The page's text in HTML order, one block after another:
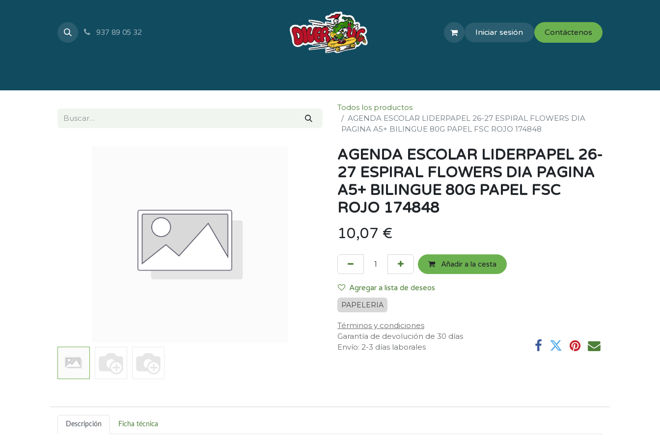
937 89 05 32 Iniciar sesión Contáctenos
Todos los productos
AGENDA ESCOLAR LIDERPAPEL 26-27 ESPIRAL FLOWERS DIA
PAGINA A5+ BILINGUE 80G PAPEL FSC ROJO 174848
AGENDA ESCOLAR LIDERPAPEL 26-
27 ESPIRAL FLOWERS DIA PAGINA
A5+ BILINGUE 80G PAPEL FSC
ROJO 174848
10,07 €
Añadir a la cesta
Agregar a lista de deseos
PAPELERIA
Términos y condiciones
Garantía de devolución de 30 días
Envío: 2-3 días laborales
Descripción Ficha técnica